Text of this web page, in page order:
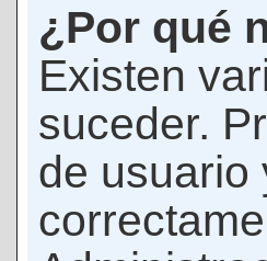
¿Por qué
Existen
suceder.
de usuario